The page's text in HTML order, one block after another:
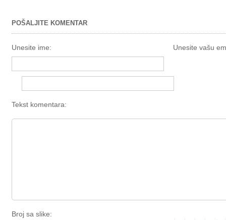
POŠALJITE KOMENTAR
Unesite ime: Unesite vašu
Tekst komentara:
Broj sa slike: